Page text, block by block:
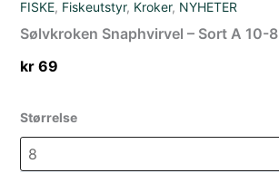
FISKE, Fiskeutstyr, Kroker, NYHETER
Sølvkroken Snaphvirvel – Sort A 10-8
kr 69
Størrelse